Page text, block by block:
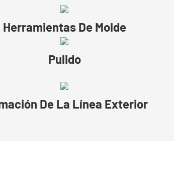
Herramientas De Molde
Pulido
De La Línea Exterior